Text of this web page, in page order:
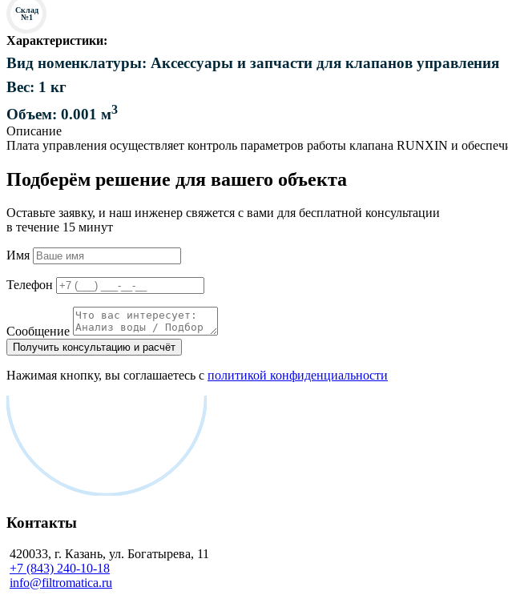
Склад
№1
Характеристики:
Вид номенклатуры: Аксессуары и запчасти для клапанов управления
Вес: 1 кг
Объем: 0.001 м3
Описание
Плата управления осуществляет контроль параметров работы клапана RUNXIN и
Подберём решение для вашего объекта
Оставьте заявку, и наш инженер свяжется с вами для бесплатной консультации
в течение 15 минут
Имя
Телефон
Сообщение
Получить консультацию и расчёт
Нажимая кнопку, вы соглашаетесь с политикой конфиденциальности
Контакты
420033, г. Казань, ул. Богатырева, 11
+7 (843) 240-10-18
info@filtromatica.ru